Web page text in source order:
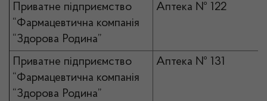
Приватне підприємство
“Фармацевтична компанія
“Здорова Родина”
Аптека № 122
Приватне підприємство
“Фармацевтична компанія
“Здорова Родина”
Аптека № 131